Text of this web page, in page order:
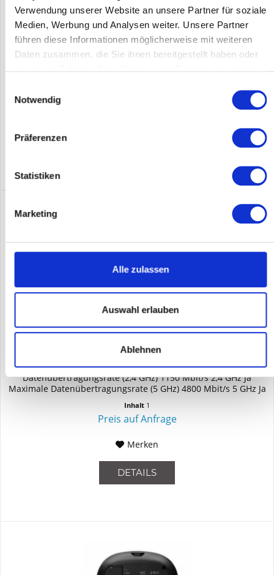
Verwendung unserer Website an unsere Partner für soziale
Medien, Werbung und Analysen weiter. Unsere Partner
führen diese Informationen möglicherweise mit weiteren
Daten zusammen, die Sie ihnen bereitgestellt haben oder
Notwendig
Präferenzen
Statistiken
Marketing
Alle zulassen
Auswahl erlauben
Ablehnen
Access Point Allgemein Maximale Datenübertragungsrate 5950
Mbit/s Maximale Datenübertragungsrate (2,4 GHz) 1150 Mbit/s
2,4 GHz Ja Maximale Datenübertragungsrate (5 GHz) 4800
Mbit/s 5 GHz Ja Unterstützte Sicherheitsalgorithmen...
HPE - ARUBA JZ355A
Sonstiges Netzwerkgerät Allgemein Maximale
Datenübertragungsrate 5950 Mbit/s Maximale
Datenübertragungsrate (2,4 GHz) 1150 Mbit/s 2,4 GHz Ja
Maximale Datenübertragungsrate (5 GHz) 4800 Mbit/s 5 GHz Ja
Inhalt 1
Preis auf Anfrage
Merken
DETAILS